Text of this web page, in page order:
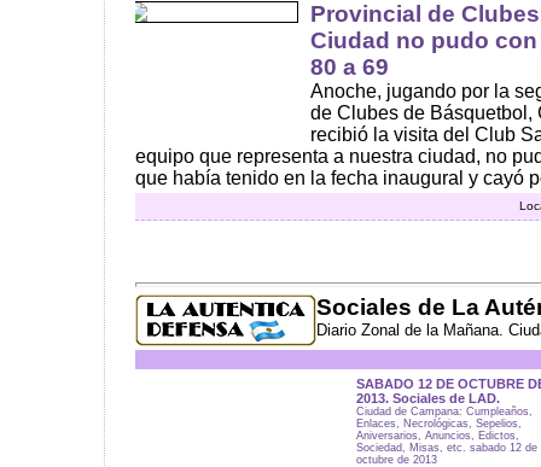
Provincial de
Ciudad no pudo
80 a 69
Anoche, jugando por la
de Clubes de Básquetbol,
recibió la visita del Club
equipo que representa a nuestra ciudad, no
que había tenido en la fecha inaugural y cayó
Sociales de La
Diario Zonal de la Mañana.
SABADO 12 DE OCTUBRE
2013. Sociales de LAD.
Ciudad de Campana: Cumpleaños,
Enlaces, Necrológicas, Sepelios,
Aniversarios, Anuncios, Edictos,
Sociedad, Misas, etc. sabado 12 de
octubre de 2013